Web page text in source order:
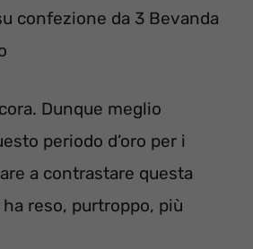
confezione da 3 Bevanda
Dunque meglio
periodo d’oro per i
a contrastare questa
reso, purtroppo, più